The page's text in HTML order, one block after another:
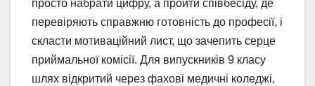
просто набрати цифру, а пройти співбесіду, де
перевіряють справжню готовність до професії, і
скласти мотиваційний лист, що зачепить серце
приймальної комісії. Для випускників 9 класу
шлях відкритий через фахові медичні коледжі,